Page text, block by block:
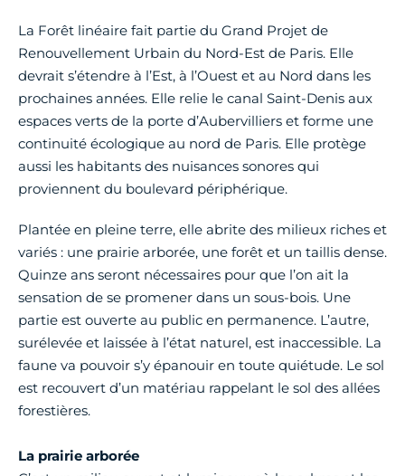
La Forêt linéaire fait partie du Grand Projet de
Renouvellement Urbain du Nord-Est de Paris. Elle
devrait s’étendre à l’Est, à l’Ouest et au Nord dans les
prochaines années. Elle relie le canal Saint-Denis aux
espaces verts de la porte d’Aubervilliers et forme une
continuité écologique au nord de Paris. Elle protège
aussi les habitants des nuisances sonores qui
proviennent du boulevard périphérique.
Plantée en pleine terre, elle abrite des milieux riches et
variés : une prairie arborée, une forêt et un taillis dense.
Quinze ans seront nécessaires pour que l’on ait la
sensation de se promener dans un sous-bois. Une
partie est ouverte au public en permanence. L’autre,
surélevée et laissée à l’état naturel, est inaccessible. La
faune va pouvoir s’y épanouir en toute quiétude. Le sol
est recouvert d’un matériau rappelant le sol des allées
forestières.
La prairie arborée